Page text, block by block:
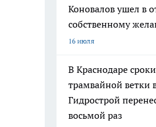
Коновалов ушел в
собственному
16 июля
В Краснодаре сроки
трамвайной ветки
Гидрострой
восьмой раз